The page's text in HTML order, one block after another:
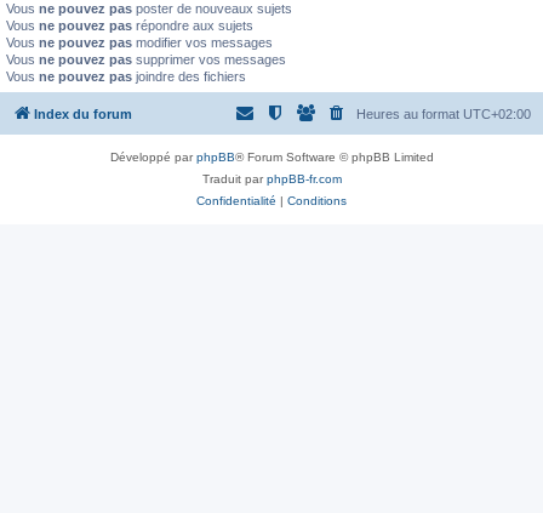
Vous ne pouvez pas poster de nouveaux sujets
Vous ne pouvez pas répondre aux sujets
Vous ne pouvez pas modifier vos messages
Vous ne pouvez pas supprimer vos messages
Vous ne pouvez pas joindre des fichiers
Index du forum Heures au format UTC+02:00
Développé parphpBB® Forum Software © phpBB Limited
Traduit parphpBB-fr.com
Confidentialité | Conditions